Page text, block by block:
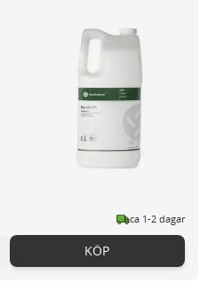
ca 1-2 dagar
KÖP